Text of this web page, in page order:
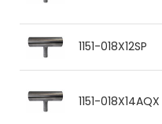
1151-018X12SP
1151-018X14AQX